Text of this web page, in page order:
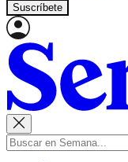
Suscríbete